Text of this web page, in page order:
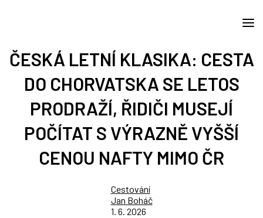
ČESKÁ LETNÍ KLASIKA: CESTA
DO CHORVATSKA SE LETOS
PRODRAŽÍ, ŘIDIČI MUSEJÍ
POČÍTAT S VÝRAZNĚ VYŠŠÍ
CENOU NAFTY MIMO ČR
Cestování
Jan Boháč
1. 6. 2026